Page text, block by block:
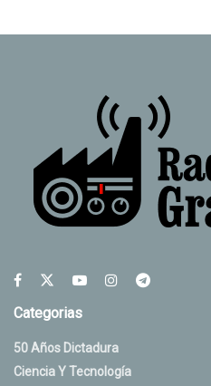
Categorias
50 Años Dictadura
Ciencia Y Tecnología